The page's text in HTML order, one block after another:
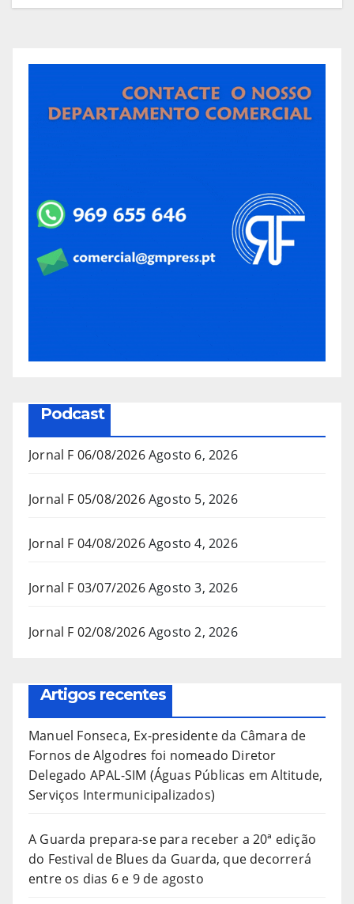
Podcast
Jornal F 06/08/2026Agosto 6, 2026
Jornal F 05/08/2026Agosto 5, 2026
Jornal F 04/08/2026Agosto 4, 2026
Jornal F 03/07/2026Agosto 3, 2026
Jornal F 02/08/2026Agosto 2, 2026
Artigos recentes
Manuel Fonseca, Ex-presidente da Câmara de
Fornos de Algodres foi nomeado Diretor
Delegado APAL-SIM (Águas Públicas em Altitude,
Serviços Intermunicipalizados)
A Guarda prepara-se para receber a 20ª edição
do Festival de Blues da Guarda, que decorrerá
entre os dias 6 e 9 de agosto